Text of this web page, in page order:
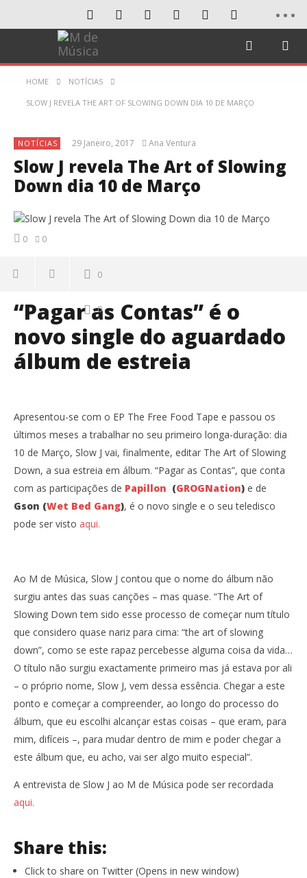
HOME NOTÍCIAS
SLOW J REVELA THE ART OF SLOWING DOWN DIA 10 DE MARÇO
NOTÍCIAS 29 Janeiro, 2017 Ana Ventura
Slow J revela The Art of Slowing
Down dia 10 de Março
0 0
0
0
“Pagar as Contas” é o
novo single do aguardado
álbum de estreia
Apresentou-se com o EP The Free Food Tape e passou os
últimos meses a trabalhar no seu primeiro longa-duração: dia
10 de Março, Slow J vai, finalmente, editar The Art of Slowing
Down, a sua estreia em álbum. “Pagar as Contas”, que conta
com as participações de Papillon (GROGNation) e de
Gson (Wet Bed Gang), é o novo single e o seu teledisco
pode ser visto aqui.
Ao M de Música, Slow J contou que o nome do álbum não
surgiu antes das suas canções – mas quase. “The Art of
Slowing Down tem sido esse processo de começar num título
que considero quase nariz para cima: “the art of slowing
down”, como se este rapaz percebesse alguma coisa da vida…
O título não surgiu exactamente primeiro mas já estava por ali
– o próprio nome, Slow J, vem dessa essência. Chegar a este
ponto e começar a compreender, ao longo do processo do
álbum, que eu escolhi alcançar estas coisas – que eram, para
mim, difíceis –, para mudar dentro de mim e poder chegar a
este álbum que, eu acho, vai ser algo muito especial”.
A entrevista de Slow J ao M de Música pode ser recordada
aqui.
Share this:
Click to share on Twitter (Opens in new window)